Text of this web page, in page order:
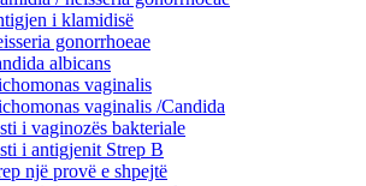
i klamidisë
gonorrhoeae
albicans
vaginalis
vaginalis /Candida
i vaginozës bakteriale
i antigjenit Strep B
një provë e shpejtë